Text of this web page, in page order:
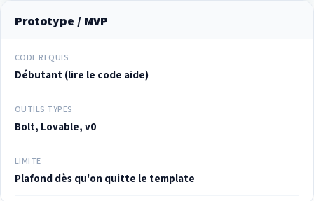
Prototype / MVP
CODE REQUIS
Débutant (lire le code aide)
OUTILS TYPES
Bolt, Lovable, v0
LIMITE
Plafond dès qu'on quitte le template